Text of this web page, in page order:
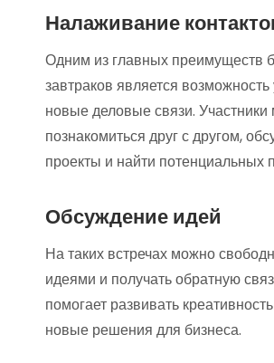
Налаживание
Одним из главных преимуществ
завтраков является возможность
новые деловые связи. Участники
познакомиться друг с другом,
проекты и найти потенциальных
Обсуждение идей
На таких встречах можно
идеями и получать обратную
помогает развивать
новые решения для бизнеса.